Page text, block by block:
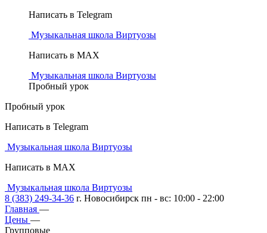
Написать в Telegram
Музыкальная школа Виртуозы
Написать в MAX
Музыкальная школа Виртуозы
Пробный урок
Пробный урок
Написать в Telegram
Музыкальная школа Виртуозы
Написать в MAX
Музыкальная школа Виртуозы
8 (383) 249-34-36 г. Новосибирск пн - вс: 10:00 - 22:00
Главная —
Цены —
Групповые